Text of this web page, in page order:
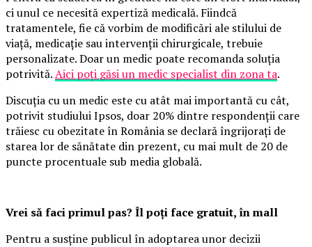
ci unul ce necesită expertiză medicală. Fiindcă
tratamentele, fie că vorbim de modificări ale stilului de
viață, medicație sau intervenții chirurgicale, trebuie
personalizate. Doar un medic poate recomanda soluția
potrivită.Aici poți găsi un medic specialist din zona ta.
Discuția cu un medic este cu atât mai importantă cu cât,
potrivit studiului Ipsos, doar 20% dintre respondenții care
trăiesc cu obezitate în România se declară îngrijorați de
starea lor de sănătate din prezent, cu mai mult de 20 de
puncte procentuale sub media globală.
Vrei să faci primul pas? Îl poți face gratuit, în mall
Pentru a susține publicul în adoptarea unor decizii